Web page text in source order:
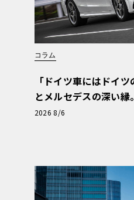
コラム
「ドイツ車にはドイ
とメルセデスの深い
と、Cクラスで味わう
2026 8/6